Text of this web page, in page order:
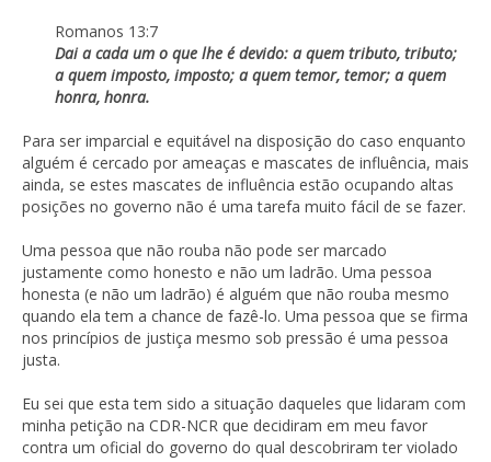
Romanos 13:7
Dai a cada um o que lhe é devido: a quem tributo, tributo;
a quem imposto, imposto; a quem temor, temor; a quem
honra, honra.
Para ser imparcial e equitável na disposição do caso enquanto
alguém é cercado por ameaças e mascates de influência, mais
ainda, se estes mascates de influência estão ocupando altas
posições no governo não é uma tarefa muito fácil de se fazer.
Uma pessoa que não rouba não pode ser marcado
justamente como honesto e não um ladrão. Uma pessoa
honesta (e não um ladrão) é alguém que não rouba mesmo
quando ela tem a chance de fazê-lo. Uma pessoa que se firma
nos princípios de justiça mesmo sob pressão é uma pessoa
justa.
Eu sei que esta tem sido a situação daqueles que lidaram com
minha petição na CDR-NCR que decidiram em meu favor
contra um oficial do governo do qual descobriram ter violado